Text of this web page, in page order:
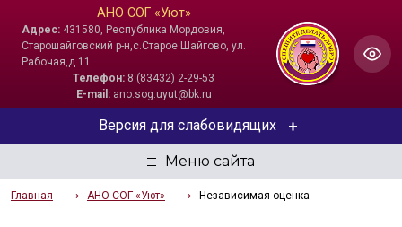
АНО СОГ «Уют»
Адрес: 431580, Республика Мордовия,
Старошайговский р-н,с.Старое Шайгово, ул.
Рабочая,д.11
Телефон: 8 (83432) 2-29-53
E-mail:ano.sog.uyut@bk.ru
Главная АНО СОГ «Уют» Независимая оценка
Версия для слабовидящих
ЦВЕТОВАЯ СХЕМА
Aa